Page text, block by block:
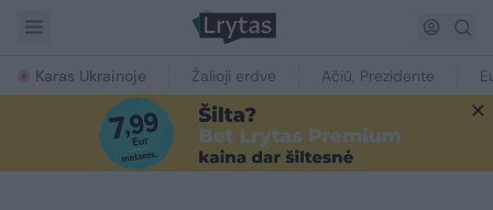
Karas Ukrainoje Žalioji erdvė Ačiū, Prezidente